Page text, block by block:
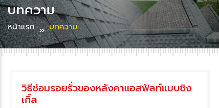
บทความ
หน้าแรก บทความ
วิธีซ่อมรอยรั่วของหลังคาแอสฟัลท์แบบชิง
เกิ้ล